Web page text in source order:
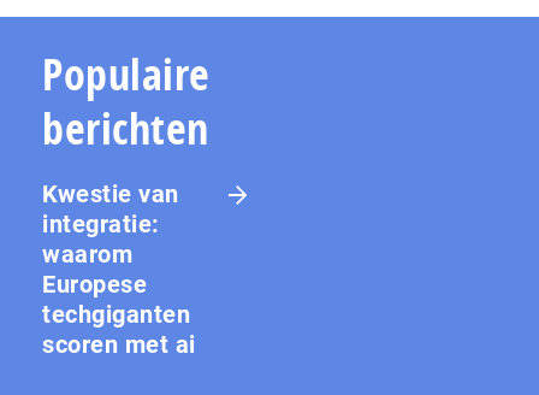
Populaire
berichten
Kwestie van
integratie:
waarom
Europese
techgiganten
scoren met ai